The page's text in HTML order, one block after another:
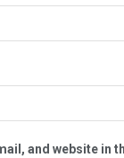
and website in